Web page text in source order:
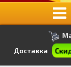
Доставка